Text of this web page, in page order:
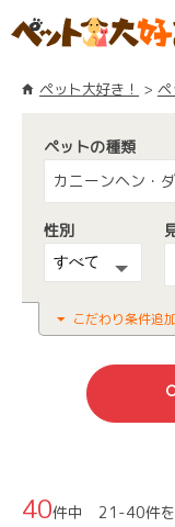
ペット大好き！ ペ
ペットの種類
カニーンヘン・
性別
こだわり条件追加
40件中 21-40件を